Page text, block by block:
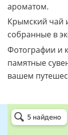
ароматом.
Крымский чай
собранные в
Фотографии и
памятные
вашем